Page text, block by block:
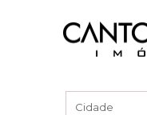
Cidade